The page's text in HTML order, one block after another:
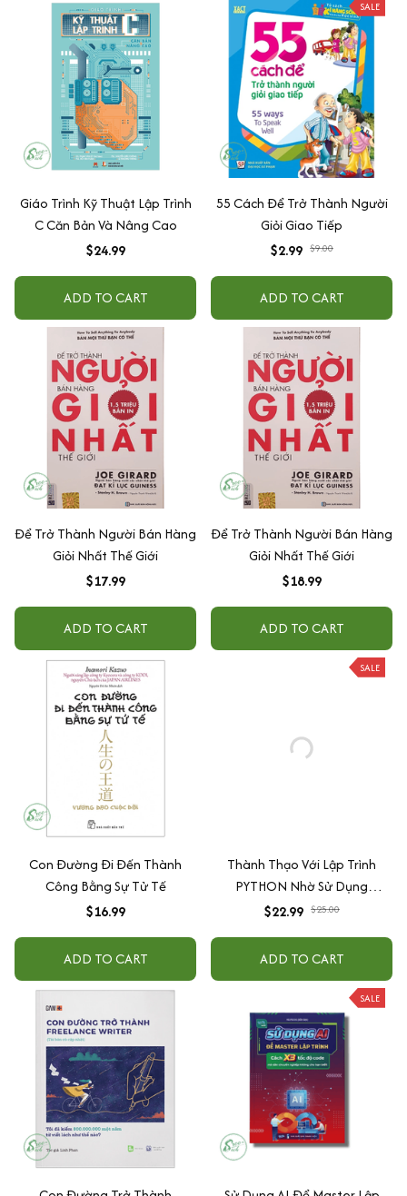
Giáo Trình Kỹ Thuật Lập Trình
C Căn Bản Và Nâng Cao
$24.99
ADD TO CART
SALE
55 Cách Để Trở Thành Người
Giỏi Giao Tiếp
$2.99 $9.00
ADD TO CART
Để Trở Thành Người Bán Hàng
Giỏi Nhất Thế Giới
$17.99
ADD TO CART
Để Trở Thành Người Bán Hàng
Giỏi Nhất Thế Giới
$18.99
ADD TO CART
Con Đường Đi Đến Thành
Công Bằng Sự Tử Tế
$16.99
ADD TO CART
SALE
Thành Thạo Với Lập Trình
PYTHON Nhờ Sử Dụng
CHATGPT Như Thế Nào
$22.99 $25.00
ADD TO CART
SALE